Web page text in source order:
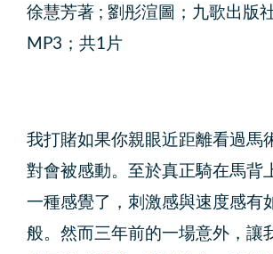
徐慧芳著 ; 劉彤渲圖；九歌出版
MP3；共1片
我打賭如果你親眼近距離看過馬
對會被感動。至於真正騎在馬背
一種感覺了，刺激感與速度感有
般。然而三年前的一場意外，讓